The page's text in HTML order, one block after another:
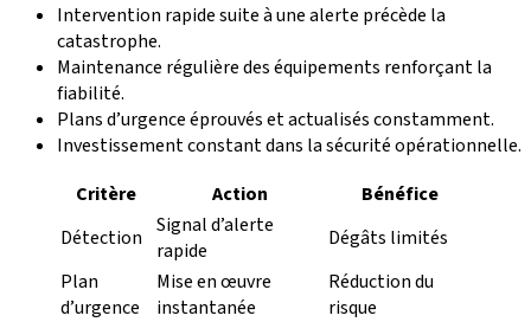
Intervention rapide suite à une alerte précède la
catastrophe.
Maintenance régulière des équipements renforçant la
fiabilité.
Plans d’urgence éprouvés et actualisés constamment.
Investissement constant dans la sécurité opérationnelle.
Critère
Action
Bénéfice
Détection Signal d’alerte
rapide
Dégâts limités
Plan
d’urgence
Mise en œuvre
instantanée
Réduction du
risque